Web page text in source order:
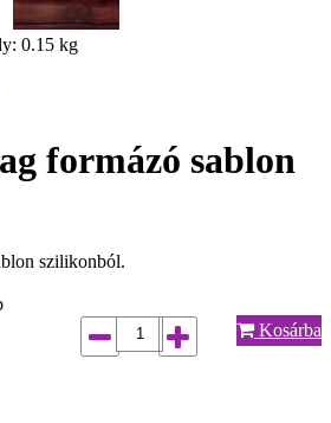
0.15 kg
formázó sablon
szilikonból.
Kosárba